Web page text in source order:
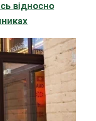
відносно